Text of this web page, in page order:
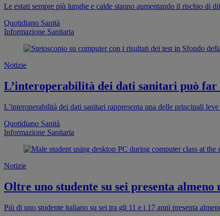
Le estati sempre più lunghe e calde stanno aumentando il rischio
Quotidiano Sanità
Informazione Sanitaria
Notizie
L’interoperabilità dei dati sanitari può
L’interoperabilità dei dati sanitari rappresenta una delle principali
Quotidiano Sanità
Informazione Sanitaria
Notizie
Oltre uno studente su sei presenta
Più di uno studente italiano su sei tra gli 11 e i 17 anni presenta